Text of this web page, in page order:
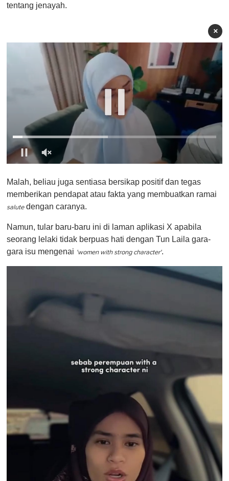
tentang jenayah.
×
f
1
i
u
e
,
0
Malah, beliau juga sentiasa bersikap positif dan tegas
memberikan pendapat atau fakta yang membuatkan ramai
salutedengan caranya.
Namun, tular baru-baru ini di laman aplikasi X apabila
seorang lelaki tidak berpuas hati dengan Tun Laila gara-
gara isu mengenai 'women with strong character'.